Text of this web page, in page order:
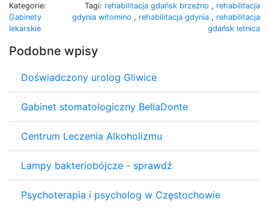
Kategorie:
Gabinety
lekarskie
Tagi: rehabilitacja gdańsk brzeżno , rehabilitacja
gdynia witomino , rehabilitacja gdynia , rehabilitacja
gdańsk letnica
Podobne wpisy
Doświadczony urolog Gliwice
Gabinet stomatologiczny BellaDonte
Centrum Leczenia Alkoholizmu
Lampy bakteriobójcze - sprawdź
Psychoterapia i psycholog w Częstochowie